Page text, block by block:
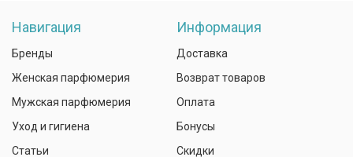
Навигация
Бренды
Женская парфюмерия
Мужская парфюмерия
Уход и гигиена
Статьи
Информация
Доставка
Возврат товаров
Оплата
Бонусы
Скидки